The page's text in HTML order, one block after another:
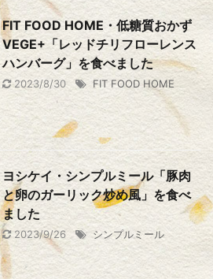
FIT FOOD HOME・低糖質おかず
VEGE+「レッドチリフローレンス
ハンバーグ」を食べました
2023/8/30 FIT FOOD HOME
ヨシケイ・シンプルミール「豚肉
と卵のガーリック炒め風」を食べ
ました
2023/9/26 シンプルミール